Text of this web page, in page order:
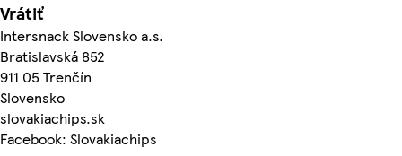
Vrátiť
Intersnack Slovensko a.s.
Bratislavská 852
911 05 Trenčín
Slovensko
slovakiachips.sk
Facebook: Slovakiachips